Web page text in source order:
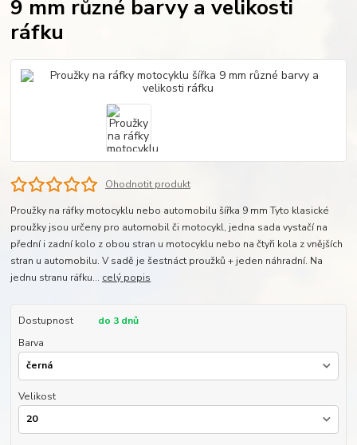
9 mm různé barvy a velikosti
ráfku
Ohodnotit produkt
Proužky na ráfky motocyklu nebo automobilu šířka 9 mm Tyto klasické
proužky jsou určeny pro automobil či motocykl, jedna sada vystačí na
přední i zadní kolo z obou stran u motocyklu nebo na čtyři kola z vnějších
stran u automobilu. V sadě je šestnáct proužků + jeden náhradní. Na
jednu stranu ráfku... celý popis
Dostupnost
do 3 dnů
Barva
Velikost